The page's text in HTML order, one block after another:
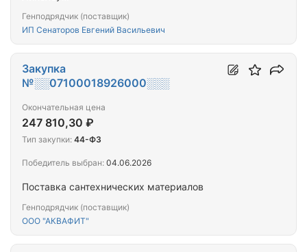
Генподрядчик (поставщик)
ИП Сенаторов Евгений Васильевич
Поставка сантехнических материалов
Генподрядчик (поставщик)
ООО "АКВАФИТ"
Закупка
№░░07100018926000░░░
Окончательная цена
247 810,30 ₽
Тип закупки: 44-ФЗ
Победитель выбран: 04.06.2026